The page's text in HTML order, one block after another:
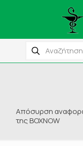
Απόσυρση
της BOXNOW